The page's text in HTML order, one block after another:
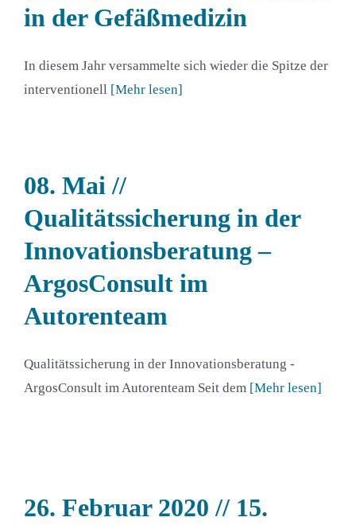
in der Gefäßmedizin
In diesem Jahr versammelte sich wieder die Spitze der
interventionell [Mehr lesen]
08. Mai //
Qualitätssicherung in der
Innovationsberatung –
ArgosConsult im
Autorenteam
Qualitätssicherung in der Innovationsberatung -
ArgosConsult im Autorenteam Seit dem [Mehr lesen]
26. Februar 2020 // 15.